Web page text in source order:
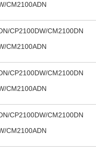
CM2100ADN
CP2100DW/CM2100DN
CM2100ADN
CP2100DW/CM2100DN
CM2100ADN
CP2100DW/CM2100DN
CM2100ADN